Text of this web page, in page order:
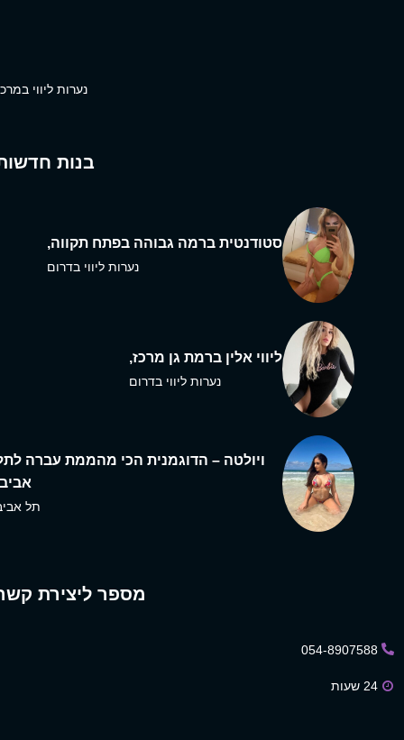
נערות ליווי
בנות
סטודנטית ברמה גבוהה בפתח תקווה,
נערות ליווי בדרום
ליווי אלין ברמת גן מרכז,
נערות ליווי בדרום
ויולטה – הדוגמנית הכי מהממת עברה
תל
מספר ליצירת
054-8907588
24 שעות